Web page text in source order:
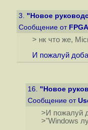
3. "Новое
Сообщение от FPGA
> нк что же,
И пожалуй
16. "Новое
Сообщение от
>И пожалуй
>"Windows